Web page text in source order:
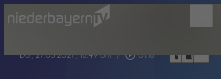
Do., 27.05.2021, 16:49 Uhr / play_circle_outline 01:16 headphoneschrome_reader_modebookmark_border